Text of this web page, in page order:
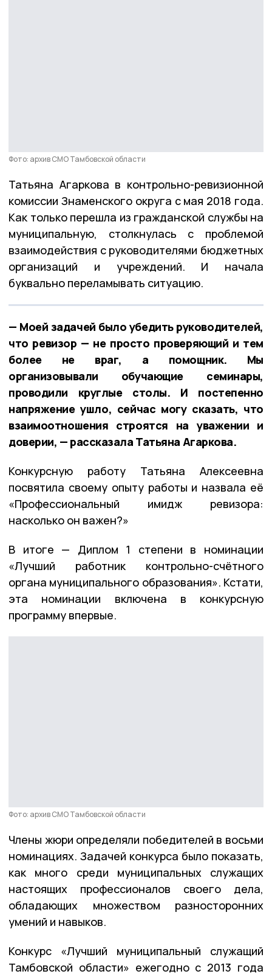
Фото: архив СМО Тамбовской области
Татьяна Агаркова в контрольно-ревизионной
комиссии Знаменского округа с мая 2018 года.
Как только перешла из гражданской службы на
муниципальную, столкнулась с проблемой
взаимодействия с руководителями бюджетных
организаций и учреждений. И начала
буквально переламывать ситуацию.
— Моей задачей было убедить руководителей,
что ревизор — не просто проверяющий и тем
более не враг, а помощник. Мы
организовывали обучающие семинары,
проводили круглые столы. И постепенно
напряжение ушло, сейчас могу сказать, что
взаимоотношения строятся на уважении и
доверии, — рассказала Татьяна Агаркова.
Конкурсную работу Татьяна Алексеевна
посвятила своему опыту работы и назвала её
«Профессиональный имидж ревизора:
насколько он важен?»
В итоге — Диплом 1 степени в номинации
«Лучший работник контрольно-счётного
органа муниципального образования». Кстати,
эта номинации включена в конкурсную
программу впервые.
Фото: архив СМО Тамбовской области
Члены жюри определяли победителей в восьми
номинациях. Задачей конкурса было показать,
как много среди муниципальных служащих
настоящих профессионалов своего дела,
обладающих множеством разносторонних
умений и навыков.
Конкурс «Лучший муниципальный служащий
Тамбовской области» ежегодно с 2013 года